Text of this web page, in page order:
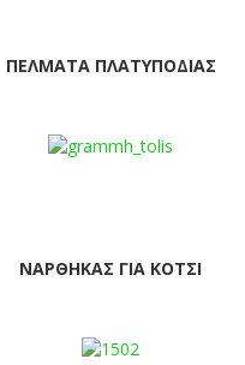
ΠΈΛΜΑΤΑ ΠΛΑΤΥΠΟΔΊΑΣ
ΝΆΡΘΗΚΑΣ ΓΙΑ ΚΌΤΣΙ